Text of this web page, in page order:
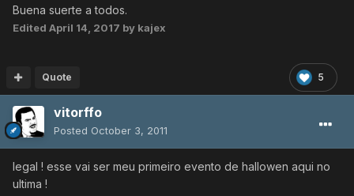
Buena suerte a todos.
Edited April 14, 2017 by kajex
5
Quote
vitorffo
Posted October 3, 2011
legal ! esse vai ser meu primeiro evento de hallowen aqui no
ultima !